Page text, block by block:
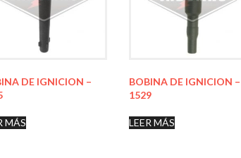
DE IGNICION –
MÁS
BOBINA DE IGNICION –
1529
LEER MÁS